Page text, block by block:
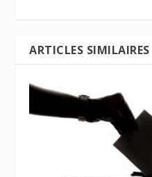
ARTICLES SIMILAIRES